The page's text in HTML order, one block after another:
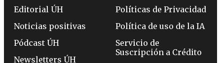
Editorial ÚH
Noticias positivas
Pódcast ÚH
Newsletters ÚH
Políticas de Privacidad
Política de uso de la IA
Servicio de
Suscripción a Crédito